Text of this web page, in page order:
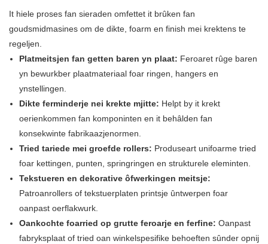
It hiele proses fan sieraden omfettet it brûken fan
goudsmidmasines om de dikte, foarm en finish mei krektens te
regeljen.
Platmeitsjen fan getten baren yn plaat: Feroaret rûge baren
yn bewurkber plaatmateriaal foar ringen, hangers en
ynstellingen.
Dikte ferminderje nei krekte mjitte: Helpt by it krekt
oerienkommen fan komponinten en it behâlden fan
konsekwinte fabrikaazjenormen.
Tried tariede mei groefde rollers: Produseart unifoarme tried
foar kettingen, punten, springringen en strukturele eleminten.
Tekstueren en dekorative ôfwerkingen meitsje:
Patroanrollers of tekstuerplaten printsje ûntwerpen foar
oanpast oerflakwurk.
Oankochte foarried op grutte feroarje en ferfine: Oanpast
fabryksplaat of tried oan winkelspesifike behoeften sûnder opnij